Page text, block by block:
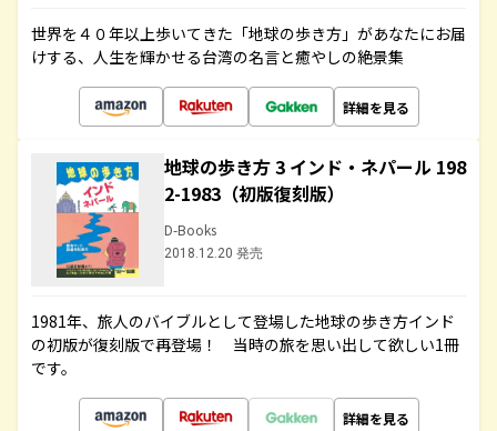
世界を４０年以上歩いてきた「地球の歩き方」があなたにお届
けする、人生を輝かせる台湾の名言と癒やしの絶景集
詳細を見る
地球の歩き方 3 インド・ネパール 198
2-1983（初版復刻版）
D-Books
2018.12.20 発売
1981年、旅人のバイブルとして登場した地球の歩き方インド
の初版が復刻版で再登場！ 当時の旅を思い出して欲しい1冊
です。
詳細を見る